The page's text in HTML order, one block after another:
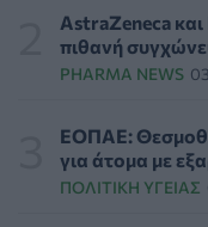
Οι πέντε λόγοι για
καθοδηγείται από
HEALTH TALK 05/08/
Ψυχοκοινωνική
Δυτικής Αττικής
ΕΠΙΚΑΙΡΌΤΗΤΑ 05/08/
AstraZeneca
πιθανή
PHARMA NEWS
ΕΟΠΑΕ:
για άτομα με
ΠΟΛΙΤΙΚΉ ΥΓΕΊΑΣ